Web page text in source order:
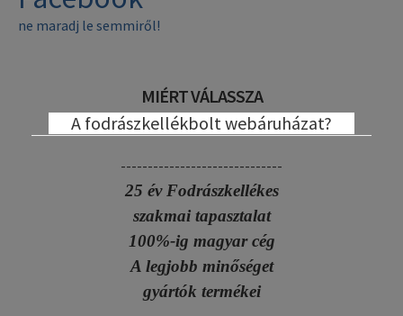
ne maradj le semmiről!
MIÉRT VÁLASSZA
A fodrászkellékbolt webáruházat?
------------------------------
25 év Fodrászkellékes
szakmai tapasztalat
100%-ig magyar cég
A legjobb minőséget
gyártók termékei